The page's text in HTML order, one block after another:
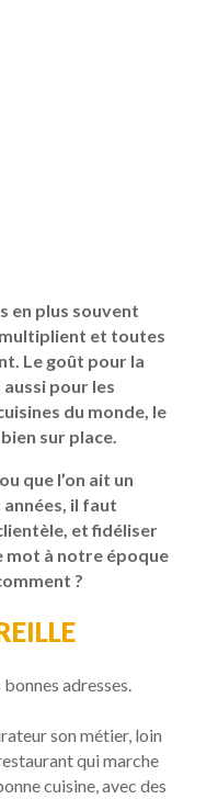
en plus souvent
multiplient et toutes
Le goût pour la
aussi pour les
du monde, le
sur place.
que l’on ait un
il faut
et fidéliser
mot à notre époque
?
adresses.
son métier, loin
qui marche
cuisine, avec des